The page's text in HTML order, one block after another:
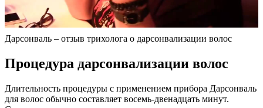
Дарсонваль – отзыв трихолога о дарсонвализации волос
Процедура дарсонвализации волос
Длительность процедуры с применением прибора Дарсонваль
для волос обычно составляет восемь-двенадцать минут.